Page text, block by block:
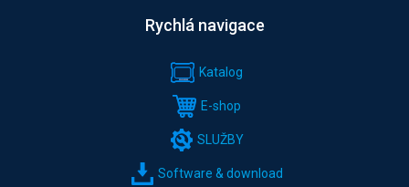
Rychlá navigace
Katalog
E-shop
SLUŽBY
Software & download